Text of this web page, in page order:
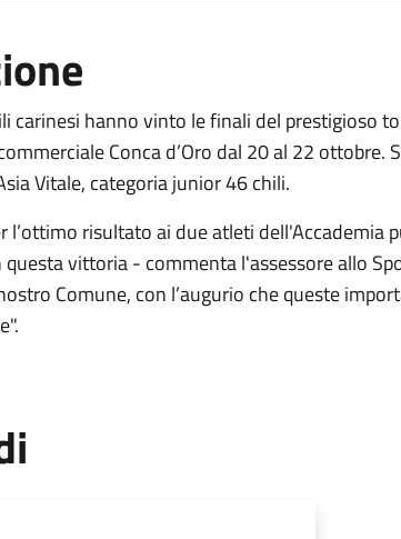
carinesi hanno vinto le finali del prestigioso
Conca d’Oro dal 20 al 22 ottobre.
Vitale, categoria junior 46 chili.
l’ottimo risultato ai due atleti dell'Accademia
questa vittoria - commenta l'assessore allo
Comune, con l’augurio che queste